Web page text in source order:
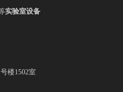
实验室设备
楼1502室